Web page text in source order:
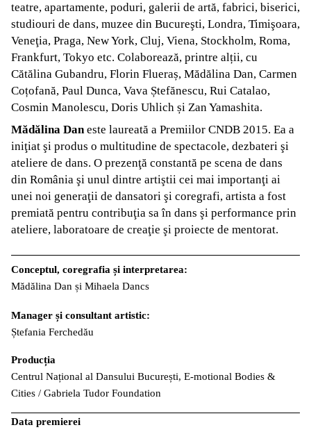
teatre, apartamente, poduri, galerii de artă, fabrici, biserici,
studiouri de dans, muzee din Bucureşti, Londra, Timişoara,
Veneţia, Praga, New York, Cluj, Viena, Stockholm, Roma,
Frankfurt, Tokyo etc. Colaborează, printre alții, cu
Cătălina Gubandru, Florin Flueraș, Mădălina Dan, Carmen
Coțofană, Paul Dunca, Vava Ștefănescu, Rui Catalao,
Cosmin Manolescu, Doris Uhlich și Zan Yamashita.
Mădălina Daneste laureată a Premiilor CNDB 2015. Ea a
iniţiat şi produs o multitudine de spectacole, dezbateri şi
ateliere de dans. O prezenţă constantă pe scena de dans
din România şi unul dintre artiştii cei mai importanţi ai
unei noi generaţii de dansatori şi coregrafi, artista a fost
premiată pentru contribuţia sa în dans şi performance prin
ateliere, laboratoare de creaţie şi proiecte de mentorat.
Conceptul, coregrafia și interpretarea:
Mădălina Dan și Mihaela Dancs
Manager și consultant artistic:
Ștefania Ferchedău
Producția
Centrul Național al Dansului București, E-motional Bodies &
Cities / Gabriela Tudor Foundation
Data premierei